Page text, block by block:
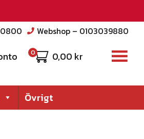
Webshop – 0103039880
0 0,00 kr
Övrigt